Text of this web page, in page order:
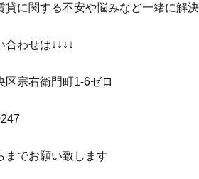
貸に関する不安や悩みなど一緒に解
合わせは↓↓↓↓
区宗右衛門町1-6ゼロ
までお願い致します